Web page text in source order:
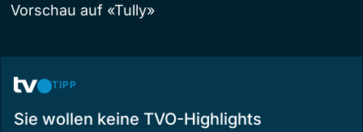
Vorschau auf «Tully»
TIPP
Sie wollen keine TVO-Highlights